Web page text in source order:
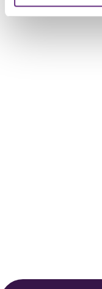
U kunt uw